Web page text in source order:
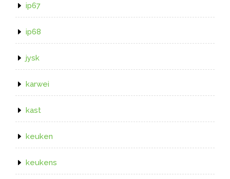
ip67
ip68
jysk
karwei
kast
keuken
keukens